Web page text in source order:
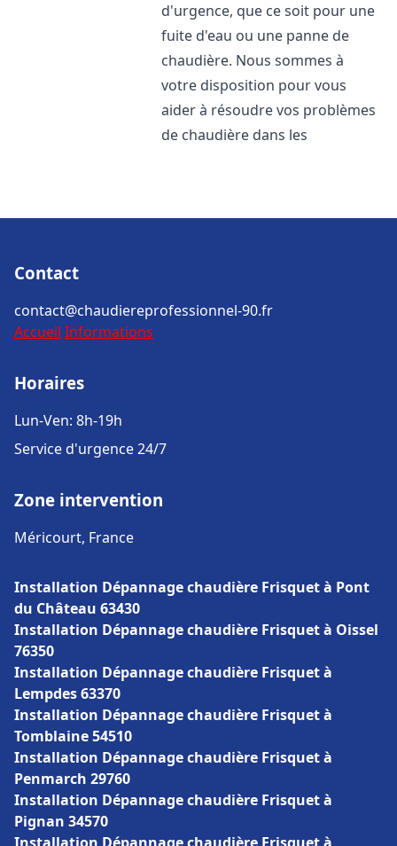
d'urgence, que ce soit pour une
fuite d'eau ou une panne de
chaudière. Nous sommes à
votre disposition pour vous
aider à résoudre vos problèmes
de chaudière dans les
Contact
contact@chaudiereprofessionnel-90.fr
Accueil Informations
Horaires
Lun-Ven: 8h-19h
Service d'urgence 24/7
Zone intervention
Méricourt, France
Installation Dépannage chaudière Frisquet à Pont
du Château 63430
Installation Dépannage chaudière Frisquet à Oissel
76350
Installation Dépannage chaudière Frisquet à
Lempdes 63370
Installation Dépannage chaudière Frisquet à
Tomblaine 54510
Installation Dépannage chaudière Frisquet à
Penmarch 29760
Installation Dépannage chaudière Frisquet à
Pignan 34570